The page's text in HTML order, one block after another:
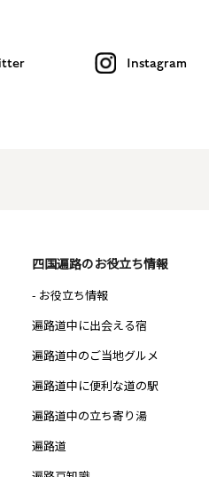
Instagram
四国遍路のお役立ち情報
- お役立ち情報
遍路道中に出会える宿
遍路道中のご当地グルメ
遍路道中に便利な道の駅
遍路道中の立ち寄り湯
遍路道